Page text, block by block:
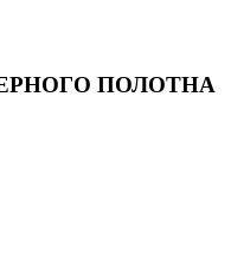
ПОЛОТНА